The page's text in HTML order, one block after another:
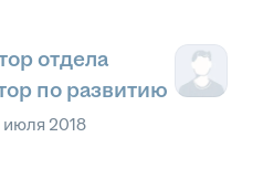
отдела
по развитию
июля 2018